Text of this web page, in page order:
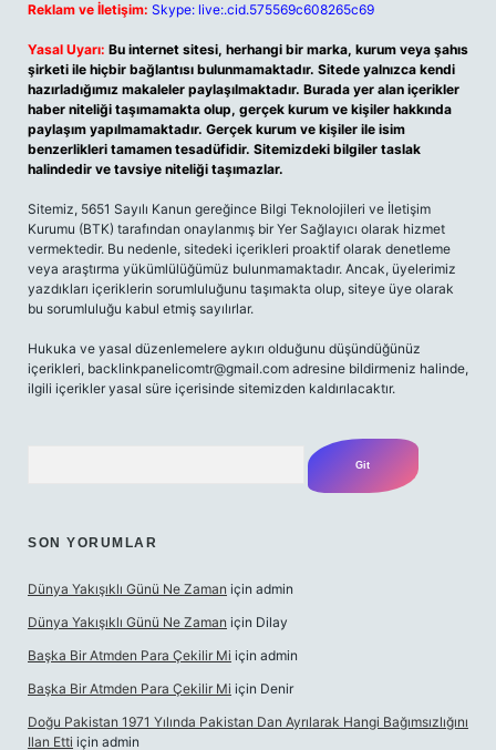
Reklam ve İletişim: Skype: live:.cid.575569c608265c69
Yasal Uyarı: Bu internet sitesi, herhangi bir marka, kurum veya şahıs
şirketi ile hiçbir bağlantısı bulunmamaktadır. Sitede yalnızca kendi
hazırladığımız makaleler paylaşılmaktadır. Burada yer alan içerikler
haber niteliği taşımamakta olup, gerçek kurum ve kişiler hakkında
paylaşım yapılmamaktadır. Gerçek kurum ve kişiler ile isim
benzerlikleri tamamen tesadüfidir. Sitemizdeki bilgiler taslak
halindedir ve tavsiye niteliği taşımazlar.
Sitemiz, 5651 Sayılı Kanun gereğince Bilgi Teknolojileri ve İletişim
Kurumu (BTK) tarafından onaylanmış bir Yer Sağlayıcı olarak hizmet
vermektedir. Bu nedenle, sitedeki içerikleri proaktif olarak denetleme
veya araştırma yükümlülüğümüz bulunmamaktadır. Ancak, üyelerimiz
yazdıkları içeriklerin sorumluluğunu taşımakta olup, siteye üye olarak
bu sorumluluğu kabul etmiş sayılırlar.
Hukuka ve yasal düzenlemelere aykırı olduğunu düşündüğünüz
içerikleri, backlinkpanelicomtr@gmail.com adresine bildirmeniz halinde,
ilgili içerikler yasal süre içerisinde sitemizden kaldırılacaktır.
SON YORUMLAR
Dünya Yakışıklı Günü Ne Zaman için admin
Dünya Yakışıklı Günü Ne Zaman için Dilay
Başka Bir Atmden Para Çekilir Mi için admin
Başka Bir Atmden Para Çekilir Mi için Denir
Doğu Pakistan 1971 Yılında Pakistan Dan Ayrılarak Hangi Bağımsızlığını
Ilan Etti için admin